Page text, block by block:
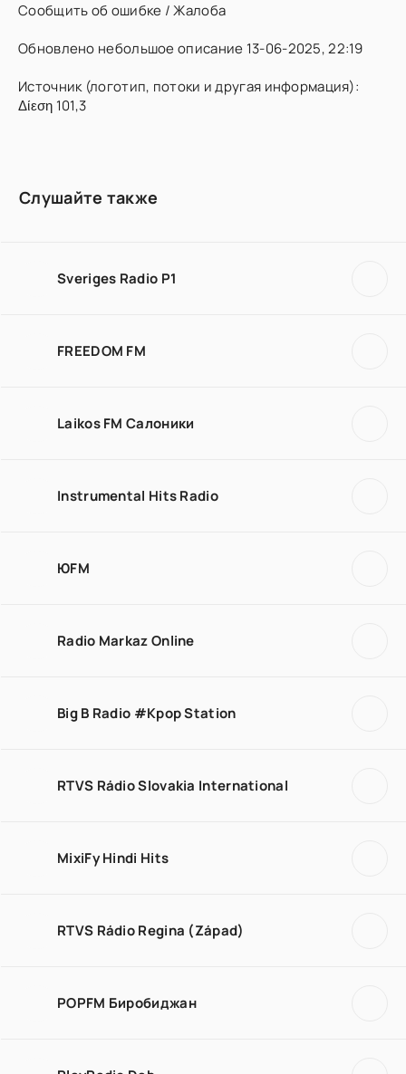
Сообщить об ошибке / Жалоба
Обновлено небольшое описание 13-06-2025, 22:19
Источник (логотип, потоки и другая информация):
Δίεση 101,3
Слушайте также
Sveriges Radio P1
FREEDOM FM
Laikos FM Салоники
Instrumental Hits Radio
ЮFM
Radio Markaz Online
Big B Radio #Kpop Station
RTVS Rádio Slovakia International
MixiFy Hindi Hits
RTVS Rádio Regina (Západ)
POPFM Биробиджан